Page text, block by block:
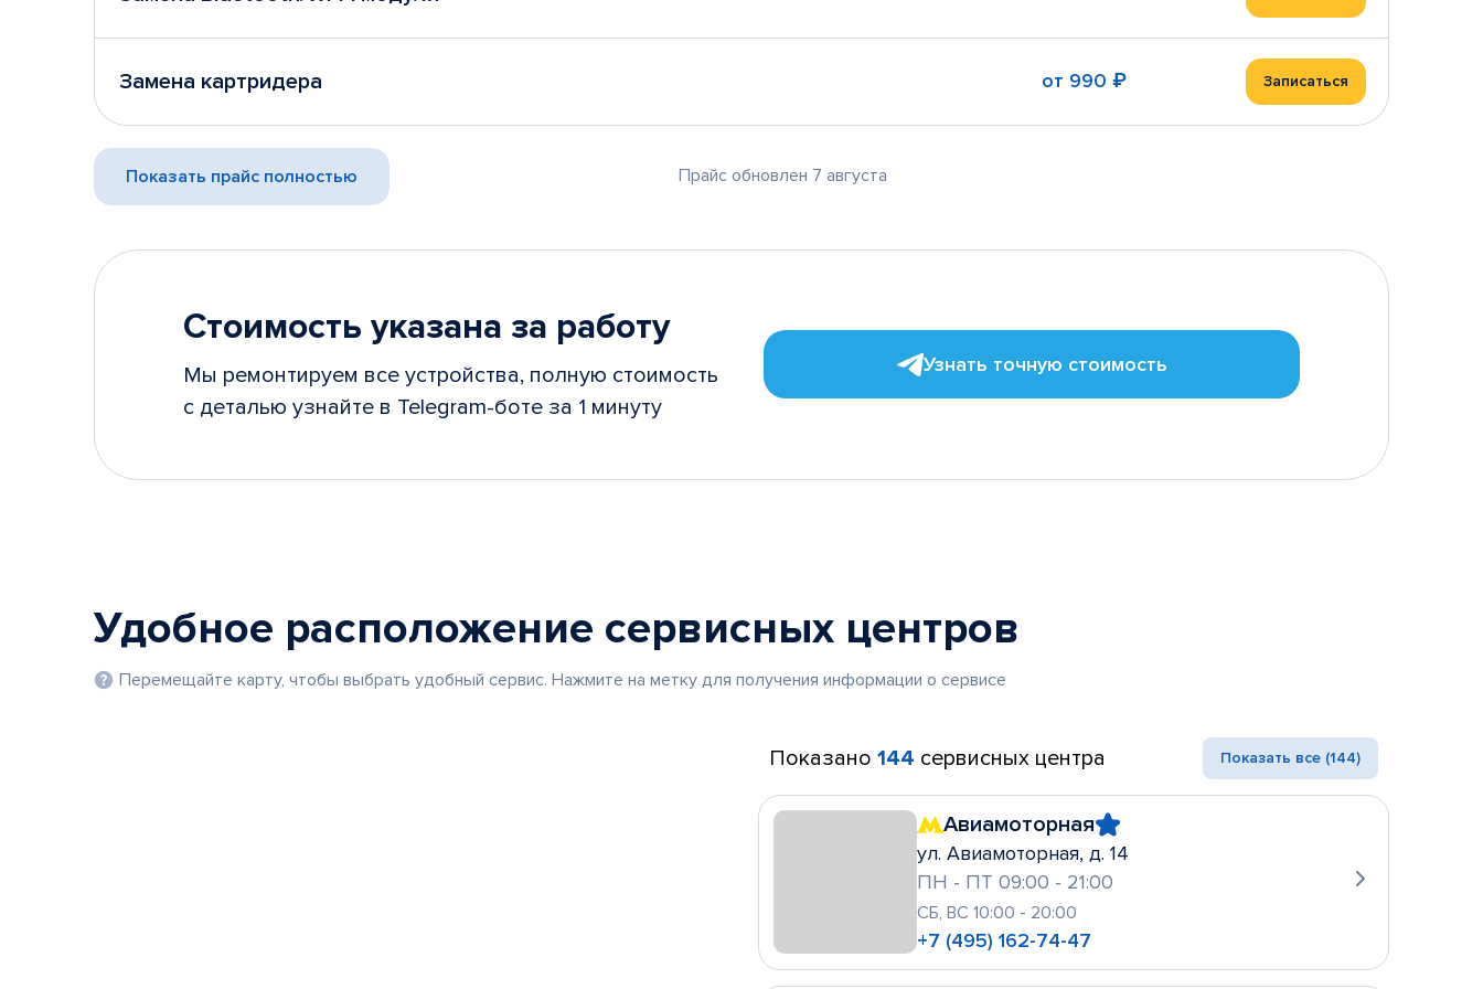
Замена картридера от 990 ₽ Записаться
Показать прайс полностью Прайс обновлен 7 августа
Стоимость указана за работу
Мы ремонтируем все устройства, полную стоимость
с деталью узнайте в Telegram-боте за 1 минуту
Узнать точную стоимость
Удобное расположение сервисных центров
Перемещайте карту, чтобы выбрать удобный сервис. Нажмите на метку для получения информации о сервисе
Показано 144 сервисных центра Показать все (144)
Авиамоторная
ул. Авиамоторная, д. 14
ПН - ПТ 09:00 - 21:00
СБ, ВС 10:00 - 20:00
+7 (495) 162-74-47